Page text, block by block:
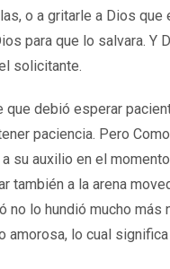
o a gritarle a Dios que
para que lo salvara. Y
solicitante.
que debió esperar
paciencia. Pero
su auxilio en el
también a la arena
no lo hundió mucho
amorosa, lo cual